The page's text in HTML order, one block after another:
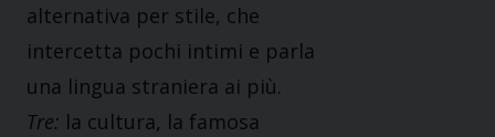
alternativa per stile, che
intercetta pochi intimi e parla
una lingua straniera ai più.
Tre: la cultura, la famosa